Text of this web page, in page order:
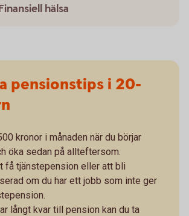
hälsa
pensionstips i 20-
kronor i månaden när du börjar
öka sedan på allteftersom.
få tjänstepension eller att bli
om du har ett jobb som inte ger
långt kvar till pension kan du ta